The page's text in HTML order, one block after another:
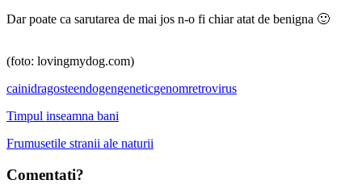
Dar poate ca sarutarea de mai jos n-o fi chiar atat de benigna 🙂
(foto: lovingmydog.com)
cainidragosteendogengeneticgenomretrovirus
Timpul inseamna bani
Frumusetile stranii ale naturii
Comentati?